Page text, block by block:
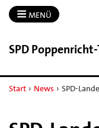
MENÜ
SPD
Start › News › SPD-